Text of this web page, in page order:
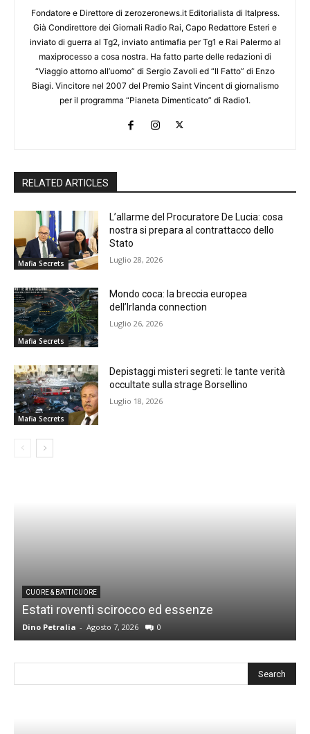
Fondatore e Direttore di zerozeronews.it Editorialista di Italpress.
Già Condirettore dei Giornali Radio Rai, Capo Redattore Esteri e
inviato di guerra al Tg2, inviato antimafia per Tg1 e Rai Palermo al
maxiprocesso a cosa nostra. Ha fatto parte delle redazioni di
“Viaggio attorno all’uomo” di Sergio Zavoli ed “Il Fatto” di Enzo
Biagi. Vincitore nel 2007 del Premio Saint Vincent di giornalismo
per il programma “Pianeta Dimenticato” di Radio1.
RELATED ARTICLES
Mafia Secrets
L’allarme del Procuratore De Lucia: cosa
nostra si prepara al contrattacco dello
Stato
Luglio 28, 2026
Mafia Secrets
Mondo coca: la breccia europea
dell’Irlanda connection
Luglio 26, 2026
Mafia Secrets
Depistaggi misteri segreti: le tante verità
occultate sulla strage Borsellino
Luglio 18, 2026
CUORE & BATTICUORE
Estati roventi scirocco ed essenze
Dino Petralia - Agosto 7, 2026 0